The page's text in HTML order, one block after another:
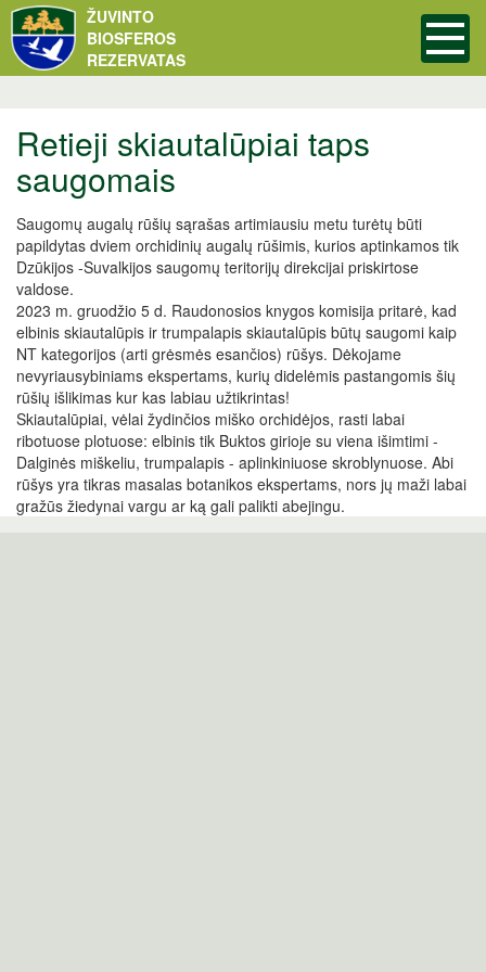
ŽUVINTO
BIOSFEROS
REZERVATAS
Retieji skiautalūpiai taps
saugomais
Saugomų augalų rūšių sąrašas artimiausiu metu turėtų būti
papildytas dviem orchidinių augalų rūšimis, kurios aptinkamos tik
Dzūkijos -Suvalkijos saugomų teritorijų direkcijai priskirtose
valdose.
2023 m. gruodžio 5 d. Raudonosios knygos komisija pritarė, kad
elbinis skiautalūpis ir trumpalapis skiautalūpis būtų saugomi kaip
NT kategorijos (arti grėsmės esančios) rūšys. Dėkojame
nevyriausybiniams ekspertams, kurių didelėmis pastangomis šių
rūšių išlikimas kur kas labiau užtikrintas!
Skiautalūpiai, vėlai žydinčios miško orchidėjos, rasti labai
ribotuose plotuose: elbinis tik Buktos girioje su viena išimtimi -
Dalginės miškeliu, trumpalapis - aplinkiniuose skroblynuose. Abi
rūšys yra tikras masalas botanikos ekspertams, nors jų maži labai
gražūs žiedynai vargu ar ką gali palikti abejingu.